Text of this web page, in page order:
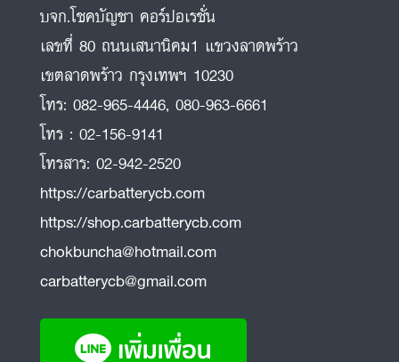
บจก.โชคบัญชา คอร์ปอเรชั่น
เลขที่ 80 ถนนเสนานิคม1 แขวงลาดพร้าว
เขตลาดพร้าว กรุงเทพฯ 10230
โทร: 082-965-4446, 080-963-6661
โทร : 02-156-9141
โทรสาร: 02-942-2520
https://carbatterycb.com
https://shop.carbatterycb.com
chokbuncha@hotmail.com
carbatterycb@gmail.com